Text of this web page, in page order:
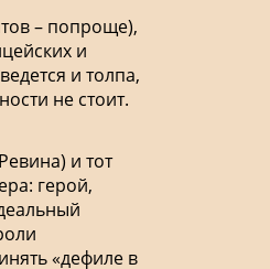
– попроще),
и
и толпа,
не стоит.
и тот
герой,
«дефиле в